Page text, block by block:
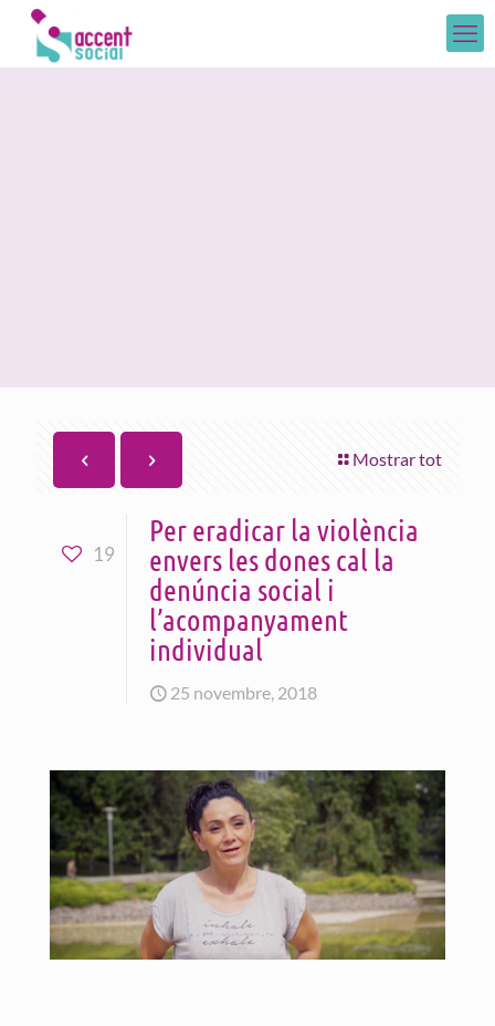
Mostrar tot
19
Per eradicar la violència
envers les dones cal la
denúncia social i
l’acompanyament
individual
25 novembre, 2018